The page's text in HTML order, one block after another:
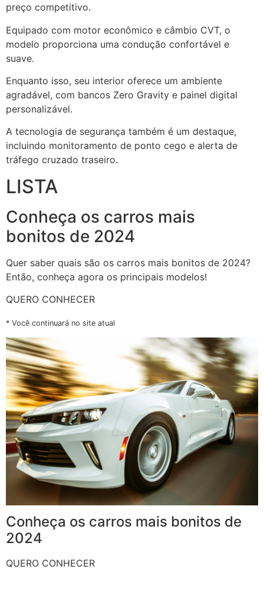
preço competitivo.
Equipado com motor econômico e câmbio CVT, o
modelo proporciona uma condução confortável e
suave.
Enquanto isso, seu interior oferece um ambiente
agradável, com bancos Zero Gravity e painel digital
personalizável.
A tecnologia de segurança também é um destaque,
incluindo monitoramento de ponto cego e alerta de
tráfego cruzado traseiro.
LISTA
Conheça os carros mais
bonitos de 2024
Quer saber quais são os carros mais bonitos de 2024?
Então, conheça agora os principais modelos!
QUERO CONHECER
* Você continuará no site atual
Conheça os carros mais bonitos de
2024
QUERO CONHECER